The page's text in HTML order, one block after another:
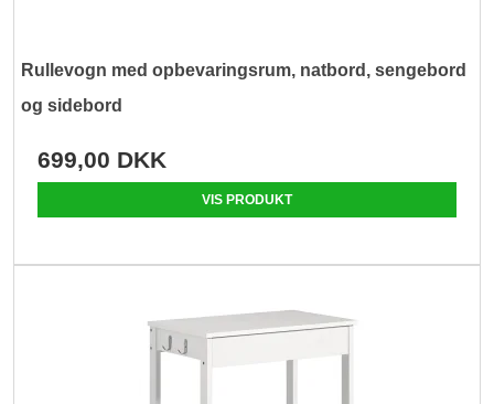
Rullevogn med opbevaringsrum, natbord, sengebord
og sidebord
699,00 DKK
VIS PRODUKT